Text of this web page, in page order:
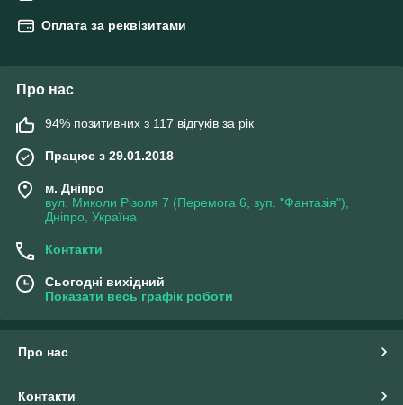
Оплата за реквізитами
Про нас
94% позитивних з 117 відгуків за рік
Працює з 29.01.2018
м. Дніпро
вул. Миколи Різоля 7 (Перемога 6, зуп. "Фантазія"),
Дніпро, Україна
Контакти
Сьогодні вихідний
Показати весь графік роботи
Про нас
Контакти